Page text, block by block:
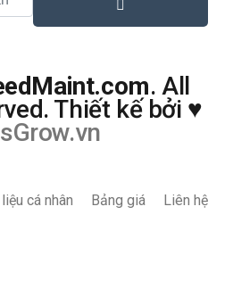
. All
Thiết kế bởi ♥
cá nhân Bảng giá Liên hệ